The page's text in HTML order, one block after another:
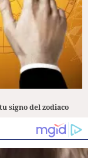
signo del zodiaco